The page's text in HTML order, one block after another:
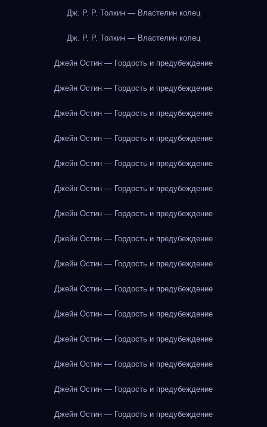
Дж. Р. Р. Толкин — Властелин колец
Дж. Р. Р. Толкин — Властелин колец
Джейн Остин — Гордость и предубеждение
Джейн Остин — Гордость и предубеждение
Джейн Остин — Гордость и предубеждение
Джейн Остин — Гордость и предубеждение
Джейн Остин — Гордость и предубеждение
Джейн Остин — Гордость и предубеждение
Джейн Остин — Гордость и предубеждение
Джейн Остин — Гордость и предубеждение
Джейн Остин — Гордость и предубеждение
Джейн Остин — Гордость и предубеждение
Джейн Остин — Гордость и предубеждение
Джейн Остин — Гордость и предубеждение
Джейн Остин — Гордость и предубеждение
Джейн Остин — Гордость и предубеждение
Джейн Остин — Гордость и предубеждение